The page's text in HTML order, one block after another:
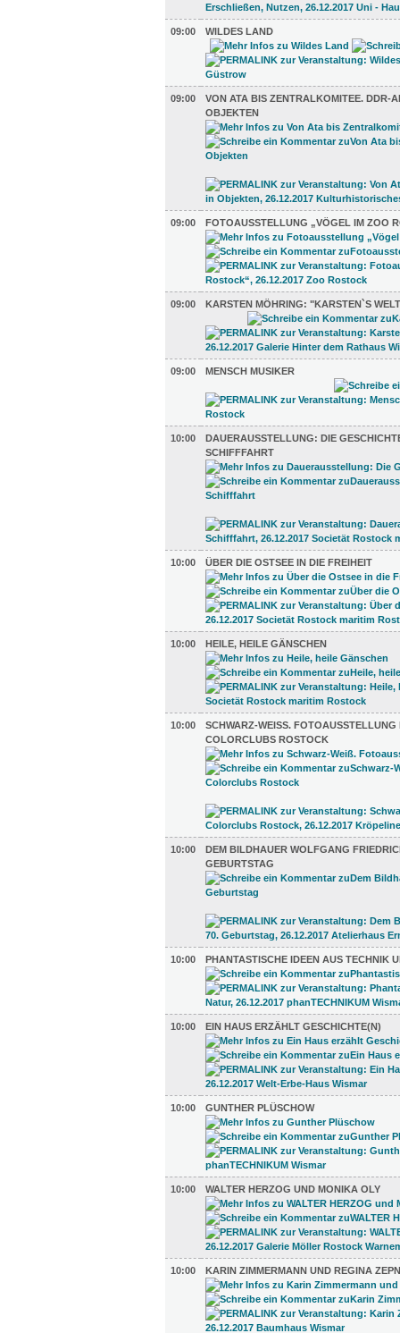
09:00 WILDES LAND
09:00
VON ATA BIS ZENTRALKOMITEE. DDR-
OBJEKTEN
09:00 FOTOAUSSTELLUNG „VÖGEL IM ZOO
09:00 KARSTEN MÖHRING: "KARSTEN`S
09:00 MENSCH MUSIKER
10:00
DAUERAUSSTELLUNG: DIE
SCHIFFFAHRT
10:00 ÜBER DIE OSTSEE IN DIE FREIHEIT
10:00 HEILE, HEILE GÄNSCHEN
10:00
SCHWARZ-WEISS. FOTOAUSSTELLUNG
OLORCLUBS ROSTOCK
10:00
DEM BILDHAUER WOLFGANG
GEBURTSTAG
10:00 PHANTASTISCHE IDEEN AUS TECHNIK
10:00 EIN HAUS ERZÄHLT GESCHICHTE(N)
10:00 GUNTHER PLÜSCHOW
10:00 WALTER HERZOG UND MONIKA OLY
10:00 KARIN ZIMMERMANN UND REGINA